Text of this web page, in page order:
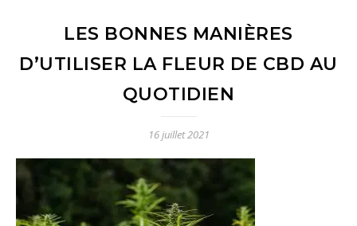
LES BONNES MANIÈRES
D’UTILISER LA FLEUR DE CBD AU
QUOTIDIEN
16 juillet 2021